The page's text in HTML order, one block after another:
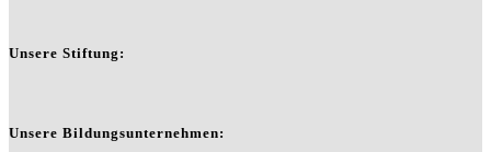
Unsere Stiftung:
Unsere Bildungsunternehmen: